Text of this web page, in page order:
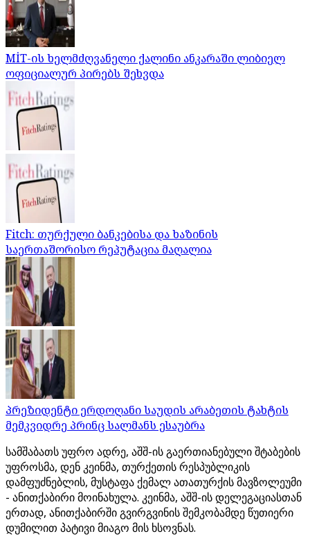
MİT-ის ხელმძღვანელი ქალინი ანკარაში ლიბიელ
ოფიციალურ პირებს შეხვდა
Fitch: თურქული ბანკებისა და ხაზინის
საერთაშორისო რეპუტაცია მაღალია
პრეზიდენტი ერდოღანი საუდის არაბეთის ტახტის
მემკვიდრე პრინც სალმანს ესაუბრა
სამშაბათს უფრო ადრე, აშშ-ის გაერთიანებული შტაბების
უფროსმა, დენ კეინმა, თურქეთის რესპუბლიკის
დამფუძნებლის, მუსტაფა ქემალ ათათურქის მავზოლეუმი
- ანითქაბირი მოინახულა. კეინმა, აშშ-ის დელეგაციასთან
ერთად, ანითქაბირში გვირგვინის შემკობამდე წუთიერი
დუმილით პატივი მიაგო მის ხსოვნას.